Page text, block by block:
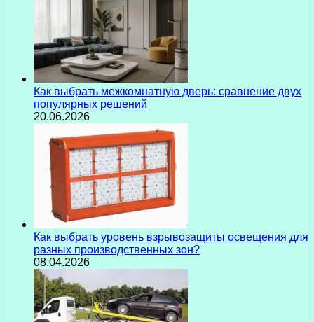
Как выбрать межкомнатную дверь: сравнение двух
популярных решений
20.06.2026
Как выбрать уровень взрывозащиты освещения для
разных производственных зон?
08.04.2026